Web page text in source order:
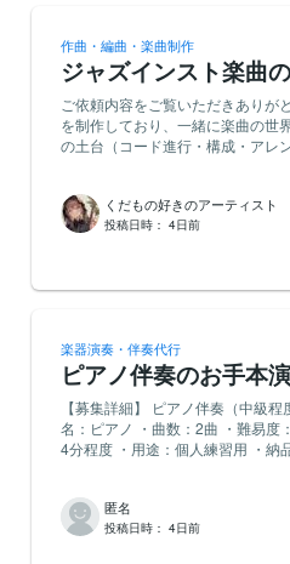
作曲・編曲・楽曲制作
ジャズインスト楽曲
ご依頼内容をご覧いただきありがとうございます。 現在、オリジ
を制作しており、一緒に楽曲の世界
の土台（コード進行・構成・アレ
へ向かう最初の一歩」 夢が叶った瞬間ではなく、 「やってみよう。」 そう決意した瞬間の ワクワ
ク 期待 少しの不安 そして未来への希望を描いた作品です。 ⸻ 楽曲イメージ 目指しているの
奏する予定のため、 ジャズのハーモニーやグルーヴを感じられる作品にしたいと考えています。
世界観 ・朝日 ・新しい一日の始まり ・風 ・自然 ・光 ・希望 ・冒険 ・未来 ・物語の始まり
⸻ 雰囲気 ・明るい ・透明感 ・温かい ・キラキラ ・爽やか ・ドラマチック ・前向き ・映画
音楽のようなスケール感 ⸻ 避けたいイメージ ・夜のジャズバー ・ブルース色が強い作品 ・
難解でマニアックなジャズ ・暗い雰囲気 ・テクニック重視の楽曲 ⸻ 編成イメージ ・ソプラ
ノサックス（またはクラリネット） ・ピアノ ・ウッドベース ・ブラシドラム 必要に応じて自
パーカッションも歓迎です。 ⸻ お願いしたい内容 コンセプトをもとに、 ・コード進行 ・楽
と嬉しいです。 その後、自分でメインテーマのメロディを制作していきたいと考えています。
⸻ 特に大切にしたいこと 派手なコード進行ではなく、 メロディが乗った瞬間に景色が見える
ようなコード進行 を求めています。 聴いた人が 「何か新しいことを始めてみよう。」 そんな気持
くだもの好きのアーティスト
投稿日時： 4日前
楽器演奏・伴奏代行
ピアノ伴奏のお手本
【募集詳細】 ピアノ伴奏（中級程
名：ピアノ ・曲数：2曲 ・難易度
4分程度 ・用途：個人練習用 ・納
ォリオがございましたら、簡単に
知らせください。 ※予算に限りが
⁠匿名
投稿日時： 4日前